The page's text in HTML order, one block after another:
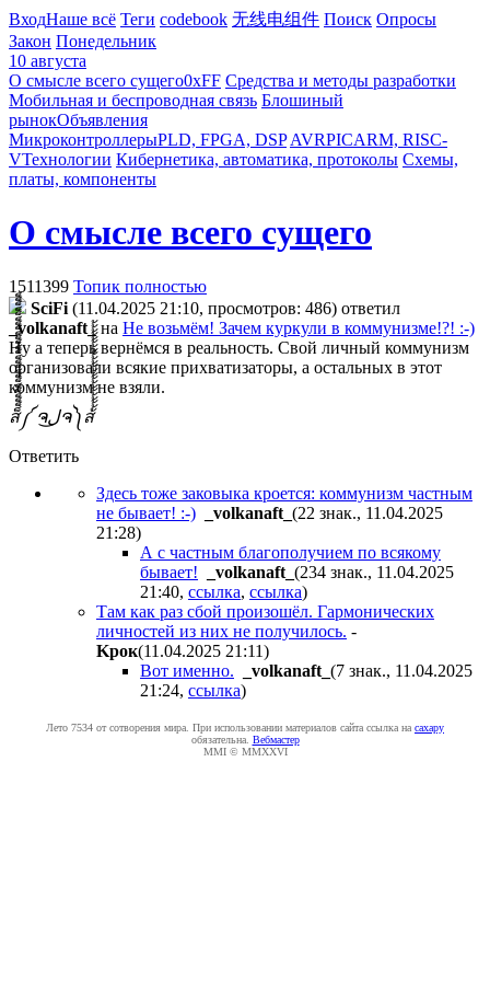
ВходНаше всё Теги codebook 无线电组件 Поиск Опросы
Закон Понедельник
10 августа
О смысле всего сущего0xFF Средства и методы разработки
Мобильная и беспроводная связь Блошиный
рынокОбъявления
МикроконтроллерыPLD, FPGA, DSP AVRPICARM, RISC-
VТехнологии Кибернетика, автоматика, протоколы Схемы,
платы, компоненты
О смысле всего сущего
1511399 Топик полностью
SciFi (11.04.2025 21:10, просмотров: 486) ответил
_volkanaft_на Не возьмём! Зачем куркули в коммунизме!?! :-)
Ну а теперь вернёмся в реальность. Свой личный коммунизм
организовали всякие прихватизаторы, а остальных в этот
коммунизм не взяли.
ส็็็็็็็็็็็็็็็็็็็็็็็็็༼ ຈل͜ຈ༽ส้้้้้้้้้้้้้้้้้้้้้้้
Ответить
Здесь тоже заковыка кроется: коммунизм частным
не бывает! :-)
_volkanaft_ (22 знак., 11.04.2025
21:28)
А с частным благополучием по всякому
бывает!
_volkanaft_ (234 знак., 11.04.2025
21:40, ссылка, ссылка)
Там как раз сбой произошёл. Гармонических
личностей из них не получилось. -
Kpoк(11.04.2025 21:11)
Вот именно.
_volkanaft_ (7 знак., 11.04.2025
21:24, ссылка)
Лето 7534 от сотворения мира. При использовании материалов сайта ссылка на caxapу
обязательна. Вебмастер
MMI © MMXXVI